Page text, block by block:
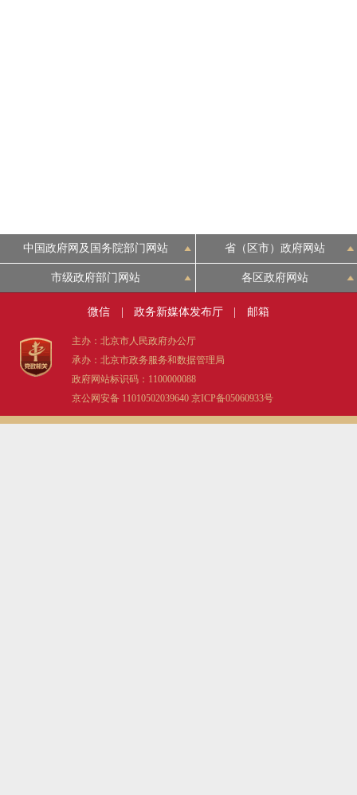
中国政府网及国务院部门网站 省（区市）政府网站
市级政府部门网站 各区政府网站
微信 政务新媒体发布厅 邮箱
主办：北京市人民政府办公厅
承办：北京市政务服务和数据管理局
政府网站标识码：1100000088
京公网安备 11010502039640 京ICP备05060933号